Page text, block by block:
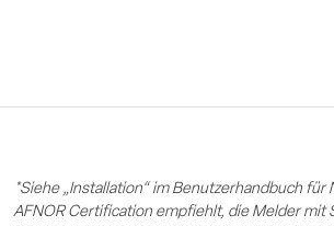
*Siehe „Installation“ im Benutzerhandbuch für
AFNOR Certification empfiehlt, die Melder mit